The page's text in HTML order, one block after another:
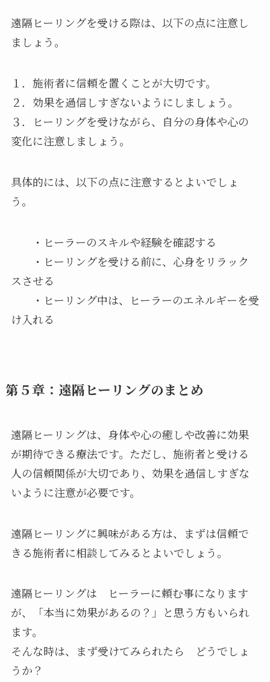
遠隔ヒーリングを受ける際は、以下の点に注意し
ましょう。
１．施術者に信頼を置くことが大切です。
２．効果を過信しすぎないようにしましょう。
３．ヒーリングを受けながら、自分の身体や心の
変化に注意しましょう。
具体的には、以下の点に注意するとよいでしょ
う。
・ヒーラーのスキルや経験を確認する
・ヒーリングを受ける前に、心身をリラック
スさせる
・ヒーリング中は、ヒーラーのエネルギーを受
け入れる
第５章：遠隔ヒーリングのまとめ
遠隔ヒーリングは、身体や心の癒しや改善に効果
が期待できる療法です。ただし、施術者と受ける
人の信頼関係が大切であり、効果を過信しすぎな
いように注意が必要です。
遠隔ヒーリングに興味がある方は、まずは信頼で
きる施術者に相談してみるとよいでしょう。
遠隔ヒーリングは ヒーラーに頼む事になります
が、「本当に効果があるの？」と思う方もいられ
ます。
そんな時は、まず受けてみられたら どうでしょ
うか？